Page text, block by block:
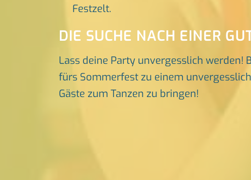
Festzelt.
DIE SUCHE NACH EINER
Lass deine Party unvergesslich werden!
fürs Sommerfest zu einem
Gäste zum Tanzen zu bringen!